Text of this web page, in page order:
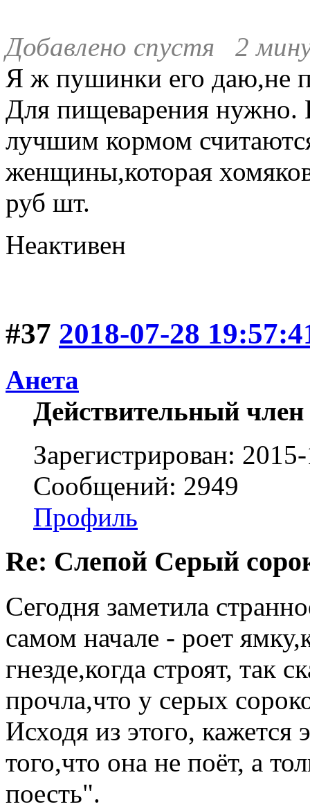
Добавлено спустя 2
Я ж пушинки его даю,не
Для пищеварения нужно.
лучшим кормом
женщины,которая
руб шт.
Неактивен
#37 2018-07-28
Анета
Действительный член
Зарегистрирован:
Сообщений: 2949
Профиль
Re: Слепой Серый
Сегодня заметила
самом начале - роет
гнезде,когда строят, так
прочла,что у серых
Исходя из этого, кажется
того,что она не поёт, а
поесть".